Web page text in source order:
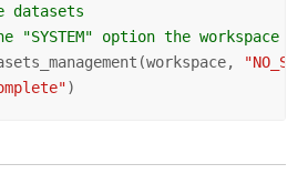
datasets
"SYSTEM" option the workspace
)